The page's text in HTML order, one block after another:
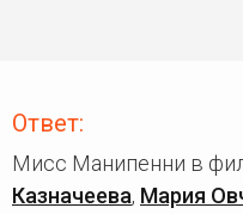
Ответ:
Мисс Манипенни в
Казначеева, Мария